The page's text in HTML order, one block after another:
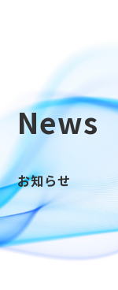
News
お知らせ